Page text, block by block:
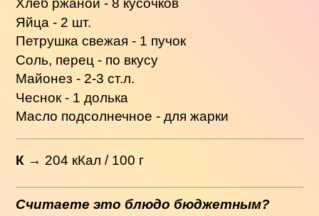
Хлеб ржаной - 8 кусочков
Яйца - 2 шт.
Петрушка свежая - 1 пучок
Соль, перец - по вкусу
Майонез - 2-3 ст.л.
Чеснок - 1 долька
Масло подсолнечное - для жарки
К → 204 кКал / 100 г
Считаете это блюдо бюджетным?